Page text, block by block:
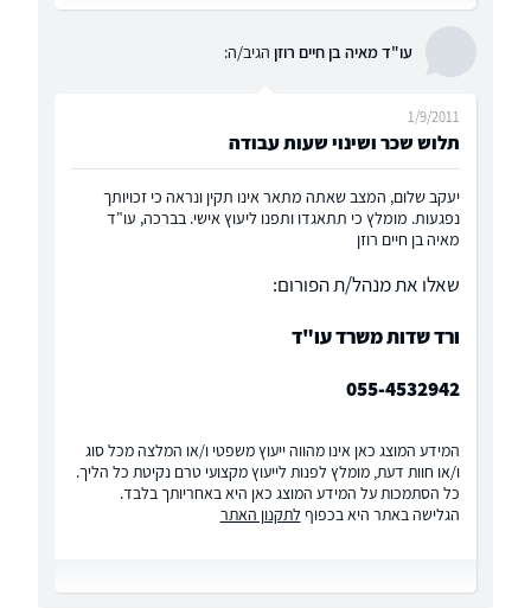
עו"ד מאיה בן חיים רוזן הגיב/ה:
תלוש שכר ושינוי שעות עבודה
1/9/2011
יעקב שלום, המצב שאתה מתאר אינו תקין ונראה כי זכויותך
נפגעות. מומלץ כי תתאגדו ותפנו ליעוץ אישי. בברכה, עו"ד
מאיה בן חיים רוזן
שאלו את מנהל/ת הפורום:
ורד שדות משרד עו"ד
055-4532942
המידע המוצג כאן אינו מהווה ייעוץ משפטי ו/או המלצה מכל סוג
ו/או חוות דעת, מומלץ לפנות לייעוץ מקצועי טרם נקיטת כל הליך.
כל הסתמכות על המידע המוצג כאן היא באחריותך בלבד.
הגלישה באתר היא בכפוף לתקנון האתר